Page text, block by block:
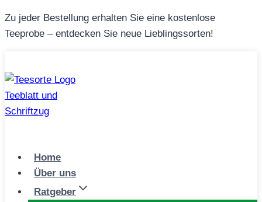
Zum
Inhalt
Zu jeder Bestellung erhalten Sie eine kostenlose
Teeprobe – entdecken Sie neue Lieblingssorten!
Home
Über uns
Ratgeber